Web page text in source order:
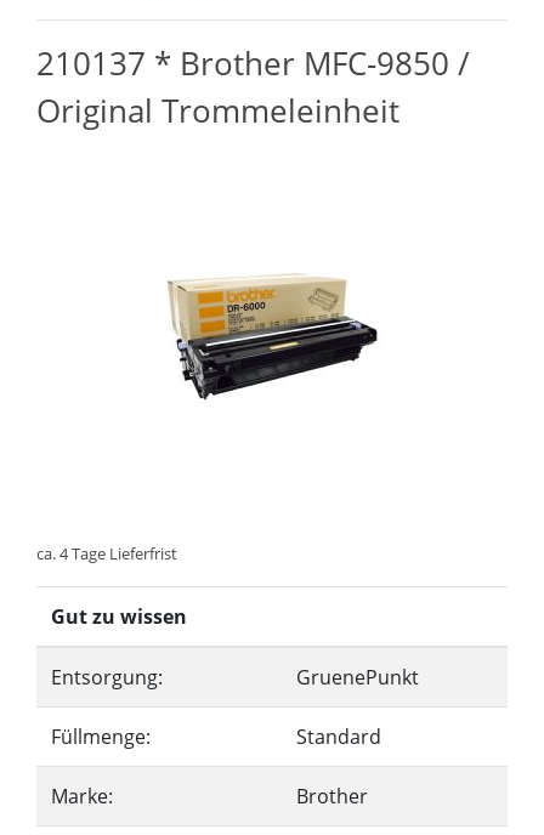
210137 * Brother MFC-9850 /
Original Trommeleinheit
ca. 4 Tage Lieferfrist
Gut zu wissen
Entsorgung: GruenePunkt
Füllmenge: Standard
Marke: Brother